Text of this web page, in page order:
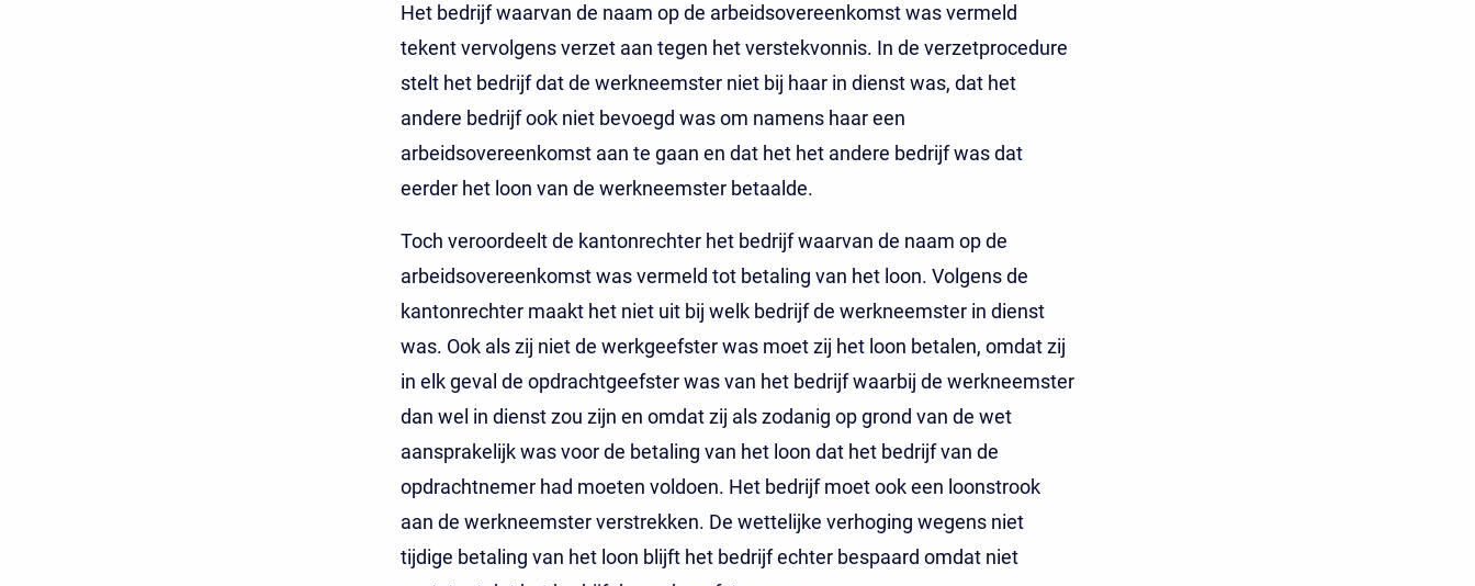
Het bedrijf waarvan de naam op de arbeidsovereenkomst was vermeld
tekent vervolgens verzet aan tegen het verstekvonnis. In de verzetprocedure
stelt het bedrijf dat de werkneemster niet bij haar in dienst was, dat het
andere bedrijf ook niet bevoegd was om namens haar een
arbeidsovereenkomst aan te gaan en dat het het andere bedrijf was dat
eerder het loon van de werkneemster betaalde.
Toch veroordeelt de kantonrechter het bedrijf waarvan de naam op de
arbeidsovereenkomst was vermeld tot betaling van het loon. Volgens de
kantonrechter maakt het niet uit bij welk bedrijf de werkneemster in dienst
was. Ook als zij niet de werkgeefster was moet zij het loon betalen, omdat zij
in elk geval de opdrachtgeefster was van het bedrijf waarbij de werkneemster
dan wel in dienst zou zijn en omdat zij als zodanig op grond van de wet
aansprakelijk was voor de betaling van het loon dat het bedrijf van de
opdrachtnemer had moeten voldoen. Het bedrijf moet ook een loonstrook
aan de werkneemster verstrekken. De wettelijke verhoging wegens niet
tijdige betaling van het loon blijft het bedrijf echter bespaard omdat niet